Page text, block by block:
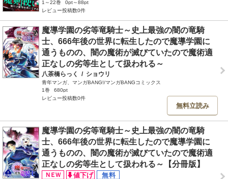
1～22巻
0pt～88pt
レビュー投稿数0件
魔導学園の劣等竜騎士～史上最強の闇の竜騎
士、666年後の世界に転生したので魔導学園に
通うものの、闇の魔術が滅びていたので魔術適
正なしの劣等生として扱われる～
八茶橋らっく / ショウリ
青年マンガ、マンガBANG!/マンガBANGコミックス
1巻
680pt
レビュー投稿数0件
無料立読み
魔導学園の劣等竜騎士～史上最強の闇の竜騎
士、666年後の世界に転生したので魔導学園に
通うものの、闇の魔術が滅びていたので魔術適
正なしの劣等生として扱われる～【分冊版】